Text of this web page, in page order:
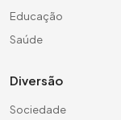
Educação
Saúde
Diversão
Sociedade